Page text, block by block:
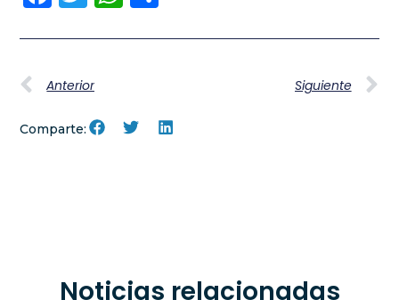
Anterior Siguiente
Comparte:
Noticias relacionadas